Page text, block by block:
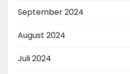
September 2024
August 2024
Juli 2024